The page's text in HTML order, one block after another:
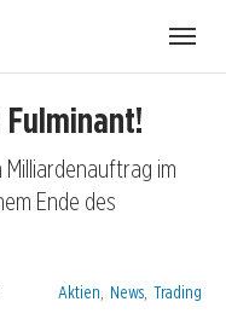
im
Ende des
Kategorien:
Aktien News Trading